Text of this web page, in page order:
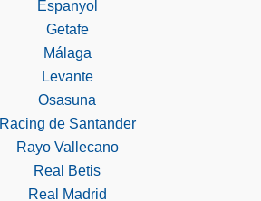
Espanyol
Getafe
Málaga
Levante
Osasuna
Racing de Santander
Rayo Vallecano
Real Betis
Real Madrid